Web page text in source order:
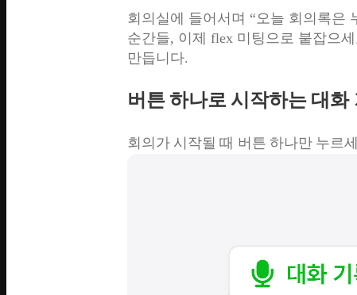
회의실에 들어서며 “오늘 회의록은
순간들, 이제 flex 미팅으로 붙잡으
만듭니다.
버튼 하나로 시작하는 대화
회의가 시작될 때 버튼 하나만 누르